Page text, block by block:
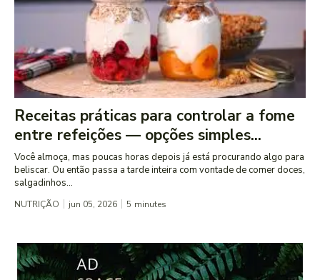
Receitas práticas para controlar a fome
entre refeições — opções simples...
Você almoça, mas poucas horas depois já está procurando algo para
beliscar. Ou então passa a tarde inteira com vontade de comer doces,
salgadinhos...
NUTRIÇÃO jun 05, 2026 5 minutes